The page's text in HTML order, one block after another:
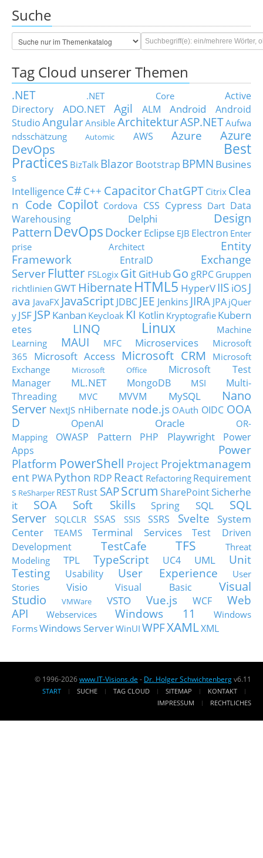
Suche
Tag Cloud unserer Themen
.NET .NET Core
Active
Directory
ADO.NET Agil ALM Android
Android
StudioAngularAnsible ArchitekturASP.NETAufwa
ndsschätzung
Automic AWS Azure
Azure
DevOps
Best
Practices BizTalk Blazor Bootstrap BPMN Busines
s
Intelligence C#C++ CapacitorChatGPT Citrix Clea
n Code Copilot Cordova CSS Cypress Dart Data
Warehousing
Delphi
Design
Pattern DevOps DockerEclipse EJB Electron Enter
prise Architect
Entity
Framework
EntraID
Exchange
Server Flutter FSLogix Git GitHubGo gRPC Gruppen
richtlinien GWT HibernateHTML5 HyperVIIS iOSJ
ava JavaFX JavaScript JDBC JEE Jenkins JIRA JPA jQuer
y JSF JSP Kanban Keycloak KI Kotlin Kryptografie Kubern
etes
LINQ Linux
Machine
Learning
MAUI MFC Microservices
Microsoft
365
Microsoft Access Microsoft CRM
Microsoft
Exchange
Microsoft Office
Microsoft Test
Manager
ML.NET MongoDB MSI
Multi-
Threading
MVC MVVM MySQL
Nano
Server NextJS nHibernate node.js OAuth OIDC OOA
D
OpenAI Oracle
OR-
Mapping
OWASP Pattern PHP Playwright
Power
Apps
Power
Platform PowerShell Project Projektmanagem
ent PWA Python RDP React Refactoring Requirement
s ReSharper RESTRust SAPScrum SharePointSicherhe
it
SOA Soft Skills Spring SQL
SQL
Server
SQLCLR SSAS SSIS SSRS Svelte
System
Center
TEAMS Terminal Services
Test Driven
Development
TestCafe TFS
Threat
Modeling
TPL TypeScript UC4 UML
Unit
Testing
Usability User Experience
User
Stories
Visio Visual Basic
Visual
Studio
VMWare VSTO Vue.js WCF
Web
API
Webservices Windows 11
Windows
FormsWindows ServerWinUI WPFXAMLXML
© 1996-2026www.IT-Visions.de - Dr. Holger Schwichtenbergv6.11
START SUCHE TAG CLOUD SITEMAP
KONTAKT
IMPRESSUM
RECHTLICHES